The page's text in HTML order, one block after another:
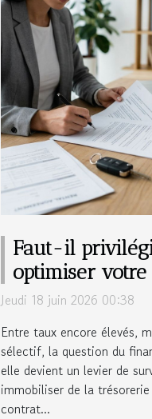
Faut-il
optimiser votre
Jeudi 18 juin 2026 00:38
Entre taux encore élevés,
sélectif, la question du
elle devient un levier de
immobiliser de la
contrat...